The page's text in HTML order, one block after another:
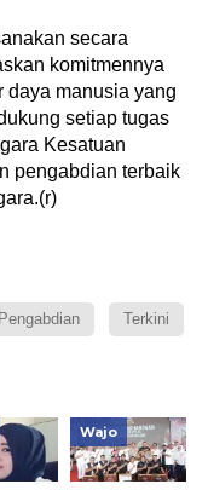
secara
komitmennya
daya manusia yang
setiap tugas
Kesatuan
pengabdian terbaik
Terkini
Wajo